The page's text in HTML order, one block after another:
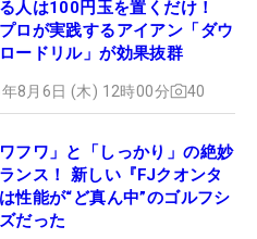
人は100円玉を置くだけ！
ロが実践するアイアン「ダウ
ードリル」が効果抜群
8月6日 (木) 12時00分 40
ワフワ」と「しっかり」の絶妙
ンス！ 新しい『FJクオンタ
性能が“ど真ん中”のゴルフシ
だった